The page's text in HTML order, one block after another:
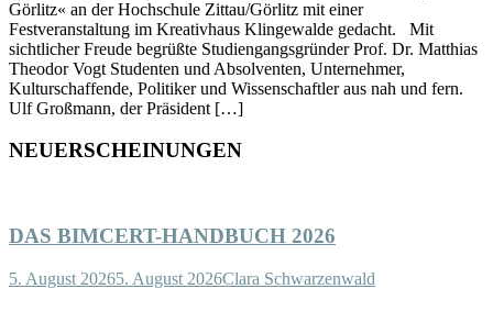
Görlitz« an der Hochschule Zittau/Görlitz mit einer
Festveranstaltung im Kreativhaus Klingewalde gedacht. Mit
sichtlicher Freude begrüßte Studiengangsgründer Prof. Dr. Matthias
Theodor Vogt Studenten und Absolventen, Unternehmer,
Kulturschaffende, Politiker und Wissenschaftler aus nah und fern.
Ulf Großmann, der Präsident […]
NEUERSCHEINUNGEN
DAS BIMCERT-HANDBUCH 2026
5. August 20265. August 2026Clara Schwarzenwald